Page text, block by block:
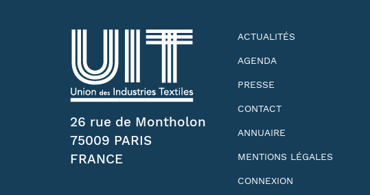
26 rue de Montholon
75009 PARIS
FRANCE
ACTUALITÉS
AGENDA
PRESSE
CONTACT
ANNUAIRE
MENTIONS LÉGALES
CONNEXION